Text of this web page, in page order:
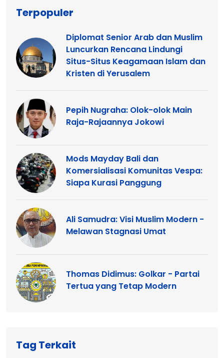
Terpopuler
Diplomat Senior Arab dan Muslim
Luncurkan Rencana Lindungi
Situs-Situs Keagamaan Islam dan
Kristen di Yerusalem
Pepih Nugraha: Olok-olok Main
Raja-Rajaannya Jokowi
Mods Mayday Bali dan
Komersialisasi Komunitas Vespa:
Siapa Kurasi Panggung
Ali Samudra: Visi Muslim Modern -
Melawan Stagnasi Umat
Thomas Didimus: Golkar - Partai
Tertua yang Tetap Modern
Tag Terkait